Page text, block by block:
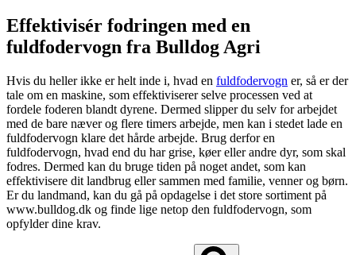
Effektivisér fodringen med en
fuldfodervogn fra Bulldog Agri
Hvis du heller ikke er helt inde i, hvad en fuldfodervogn er, så er der
tale om en maskine, som effektiviserer selve processen ved at
fordele foderen blandt dyrene. Dermed slipper du selv for arbejdet
med de bare næver og flere timers arbejde, men kan i stedet lade en
fuldfodervogn klare det hårde arbejde. Brug derfor en
fuldfodervogn, hvad end du har grise, køer eller andre dyr, som skal
fodres. Dermed kan du bruge tiden på noget andet, som kan
effektivisere dit landbrug eller sammen med familie, venner og børn.
Er du landmand, kan du gå på opdagelse i det store sortiment på
www.bulldog.dk og finde lige netop den fuldfodervogn, som
opfylder dine krav.